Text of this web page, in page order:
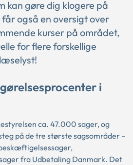
kan gøre dig klogere på
også en oversigt over
kurser på området,
for flere forskellige
i
ca. 47.000 sager, og
på de tre største sagsområder –
fra Udbetaling Danmark. Det